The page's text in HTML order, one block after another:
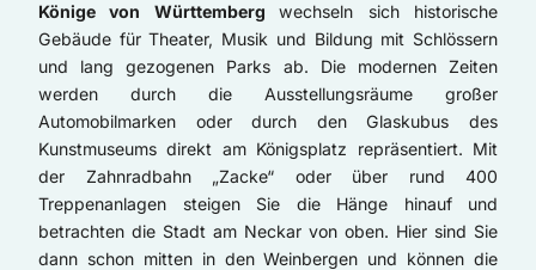
Könige von Württembergwechseln sich historische
Gebäude für Theater, Musik und Bildung mit Schlössern
und lang gezogenen Parks ab. Die modernen Zeiten
werden durch die Ausstellungsräume großer
Automobilmarken oder durch den Glaskubus des
Kunstmuseums direkt am Königsplatz repräsentiert. Mit
der Zahnradbahn „Zacke“ oder über rund 400
Treppenanlagen steigen Sie die Hänge hinauf und
betrachten die Stadt am Neckar von oben. Hier sind Sie
dann schon mitten in den Weinbergen und können die